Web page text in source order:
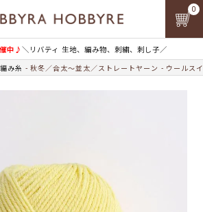
催中♪＼リバティ 生地、編み物、刺繍、刺し子／
0
み糸 秋冬／合太～並太／ストレートヤーン ウールス